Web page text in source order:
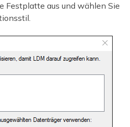
Festplatte aus und wählen Sie